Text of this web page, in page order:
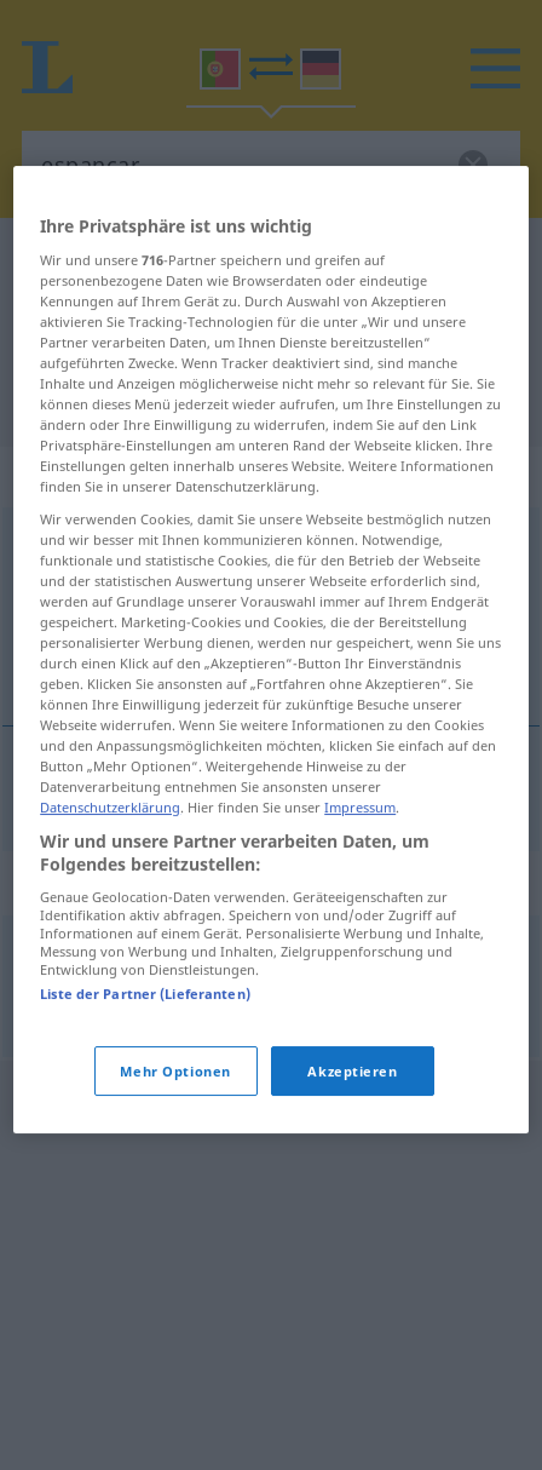
Portugiesisch-Deutsch Wörterbuch
Portugiesisch-Deutsch
Übersetzung für "espancar"
"espancar" Deutsch Übersetzung
„espancar“
espancar [ɨʃpɜ̃ˈkar]
Übersicht aller Übersetzungen
(Für mehr Details die Übersetzung anklicken/antippen)
verprügeln
verprügeln espancar
Synonyme für "espancar"
sovar,bater,percutir,fustigar,desancar,maltratar
Ihre Privatsphäre ist uns wichtig
Wir und unsere716-Partner speichern und greifen auf
personenbezogene Daten wie Browserdaten oder eindeutige
Kennungen auf Ihrem Gerät zu. Durch Auswahl von Akzeptieren
aktivieren Sie Tracking-Technologien für die unter „Wir und unsere
Partner verarbeiten Daten, um Ihnen Dienste bereitzustellen“
aufgeführten Zwecke. Wenn Tracker deaktiviert sind, sind manche
Inhalte und Anzeigen möglicherweise nicht mehr so relevant für Sie. Sie
können dieses Menü jederzeit wieder aufrufen, um Ihre Einstellungen zu
ändern oder Ihre Einwilligung zu widerrufen, indem Sie auf den Link
Privatsphäre-Einstellungen am unteren Rand der Webseite klicken. Ihre
Einstellungen gelten innerhalb unseres Website. Weitere Informationen
finden Sie in unserer Datenschutzerklärung.
Wir verwenden Cookies, damit Sie unsere Webseite bestmöglich nutzen
und wir besser mit Ihnen kommunizieren können. Notwendige,
funktionale und statistische Cookies, die für den Betrieb der Webseite
und der statistischen Auswertung unserer Webseite erforderlich sind,
werden auf Grundlage unserer Vorauswahl immer auf Ihrem Endgerät
gespeichert. Marketing-Cookies und Cookies, die der Bereitstellung
personalisierter Werbung dienen, werden nur gespeichert, wenn Sie uns
durch einen Klick auf den „Akzeptieren“-Button Ihr Einverständnis
geben. Klicken Sie ansonsten auf „Fortfahren ohne Akzeptieren“. Sie
können Ihre Einwilligung jederzeit für zukünftige Besuche unserer
Webseite widerrufen. Wenn Sie weitere Informationen zu den Cookies
und den Anpassungsmöglichkeiten möchten, klicken Sie einfach auf den
Button „Mehr Optionen“. Weitergehende Hinweise zu der
Datenverarbeitung entnehmen Sie ansonsten unserer
Datenschutzerklärung. Hier finden Sie unserImpressum.
Wir und unsere Partner verarbeiten Daten, um
Folgendes bereitzustellen:
Genaue Geolocation-Daten verwenden. Geräteeigenschaften zur
Identifikation aktiv abfragen. Speichern von und/oder Zugriff auf
Informationen auf einem Gerät. Personalisierte Werbung und Inhalte,
Messung von Werbung und Inhalten, Zielgruppenforschung und
Entwicklung von Dienstleistungen.
Liste der Partner (Lieferanten)
Mehr Optionen Akzeptieren